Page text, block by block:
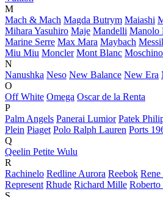
M
Mach & Mach Magda Butrym Maiashi
Mihara Yasuhiro Maje Mandelli Manolo
Marine Serre Max Mara Maybach
Miu Miu Moncler Mont Blanc Moschino
N
Nanushka Neso New Balance New Era
O
Off White Omega Oscar de la Renta
P
Palm Angels Panerai Lumior Patek
Plein Piaget Polo Ralph Lauren Ports
Q
Qeelin Petite Wulu
R
Rachinelo Redline Aurora Reebok
Represent Rhude Richard Mille